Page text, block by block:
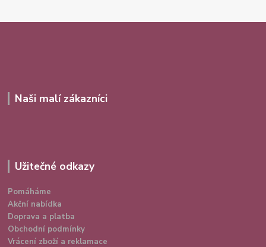
Naši malí zákazníci
Užitečné odkazy
Pomáháme
Akční nabídka
Doprava a platba
Obchodní podmínky
Vrácení zboží a reklamace